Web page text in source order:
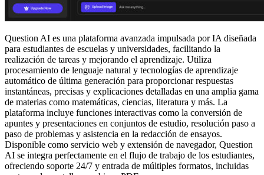
Question AI es una plataforma avanzada impulsada por IA diseñada
para estudiantes de escuelas y universidades, facilitando la
realización de tareas y mejorando el aprendizaje. Utiliza
procesamiento de lenguaje natural y tecnologías de aprendizaje
automático de última generación para proporcionar respuestas
instantáneas, precisas y explicaciones detalladas en una amplia gama
de materias como matemáticas, ciencias, literatura y más. La
plataforma incluye funciones interactivas como la conversión de
apuntes y presentaciones en conjuntos de estudio, resolución paso a
paso de problemas y asistencia en la redacción de ensayos.
Disponible como servicio web y extensión de navegador, Question
AI se integra perfectamente en el flujo de trabajo de los estudiantes,
ofreciendo soporte 24/7 y entrada de múltiples formatos, incluidas